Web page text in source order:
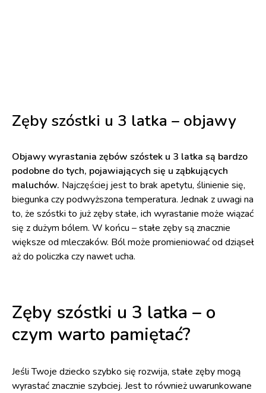
Zęby szóstki u 3 latka – objawy
Objawy wyrastania zębów szóstek u 3 latka są bardzo
podobne do tych, pojawiających się u ząbkujących
maluchów. Najczęściej jest to brak apetytu, ślinienie się,
biegunka czy podwyższona temperatura. Jednak z uwagi na
to, że szóstki to już zęby stałe, ich wyrastanie może wiązać
się z dużym bólem. W końcu – stałe zęby są znacznie
większe od mleczaków. Ból może promieniować od dziąseł
aż do policzka czy nawet ucha.
Zęby szóstki u 3 latka – o
czym warto pamiętać?
Jeśli Twoje dziecko szybko się rozwija, stałe zęby mogą
wyrastać znacznie szybciej. Jest to również uwarunkowane